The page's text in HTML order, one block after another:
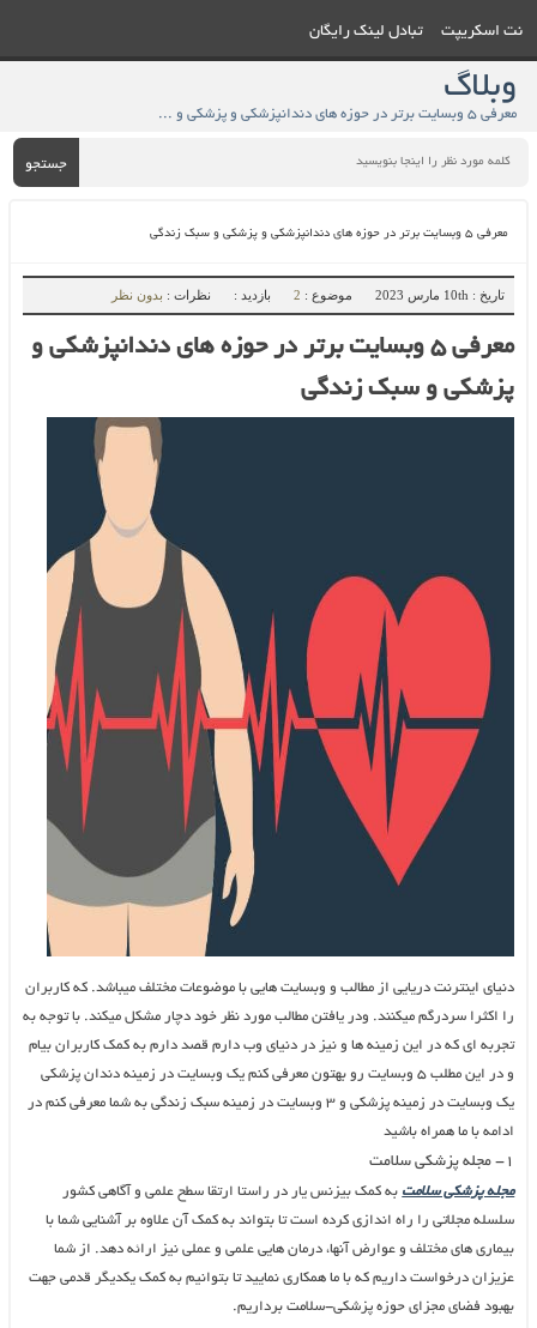
نت اسکریپت تبادل لینک رایگان
وبلاگ
معرفی 5 وبسایت برتر در حوزه های دندانپزشکی و پزشکی و سبک زندگی - وبلاگ
جستجو
معرفی ۵ وبسایت برتر در حوزه های دندانپزشکی و پزشکی و سبک زندگی
تاریخ : 10th مارس 2023 موضوع : 2 بازدید : نظرات : بدون نظر
معرفی ۵ وبسایت برتر در حوزه های دندانپزشکی و
پزشکی و سبک زندگی
دنیای اینترنت دریایی از مطالب و وبسایت هایی با موضوعات مختلف میباشد. که کاربران
را اکثرا سردرگم میکنند. ودر یافتن مطالب مورد نظر خود دچار مشکل میکند. با توجه به
تجربه ای که در این زمینه ها و نیز در دنیای وب دارم قصد دارم به کمک کاربران بیام
و در این مطلب ۵ وبسایت رو بهتون معرفی کنم یک وبسایت در زمینه دندان پزشکی
یک وبسایت در زمینه پزشکی و ۳ وبسایت در زمینه سبک زندگی به شما معرفی کنم در
ادامه با ما همراه باشید
۱- مجله پزشکی سلامت
مجله پزشکی سلامت به کمک بیزنس یار در راستا ارتقا سطح علمی و آگاهی کشور
سلسله مجلاتی را راه اندازی کرده است تا بتواند به کمک آن علاوه بر آشنایی شما با
بیماری های مختلف و عوارض آنها، درمان هایی علمی و عملی نیز ارائه دهد. از شما
عزیزان درخواست داریم که با ما همکاری نمایید تا بتوانیم به کمک یکدیگر قدمی جهت
بهبود فضای مجزای حوزه پزشکی-سلامت برداریم.